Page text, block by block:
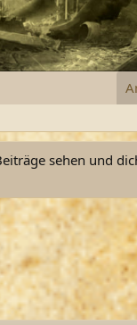
sehen und